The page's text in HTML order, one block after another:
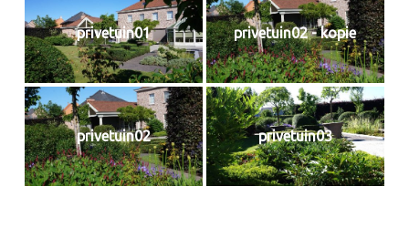
privetuin01 privetuin02 - kopie
privetuin02 privetuin03